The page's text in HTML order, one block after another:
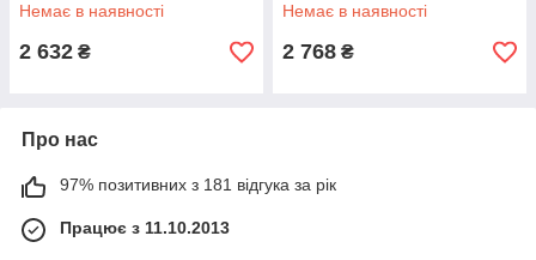
Немає в наявності
2 632 ₴
Немає в наявності
2 768 ₴
Про нас
97% позитивних з 181 відгука за рік
Працює з 11.10.2013